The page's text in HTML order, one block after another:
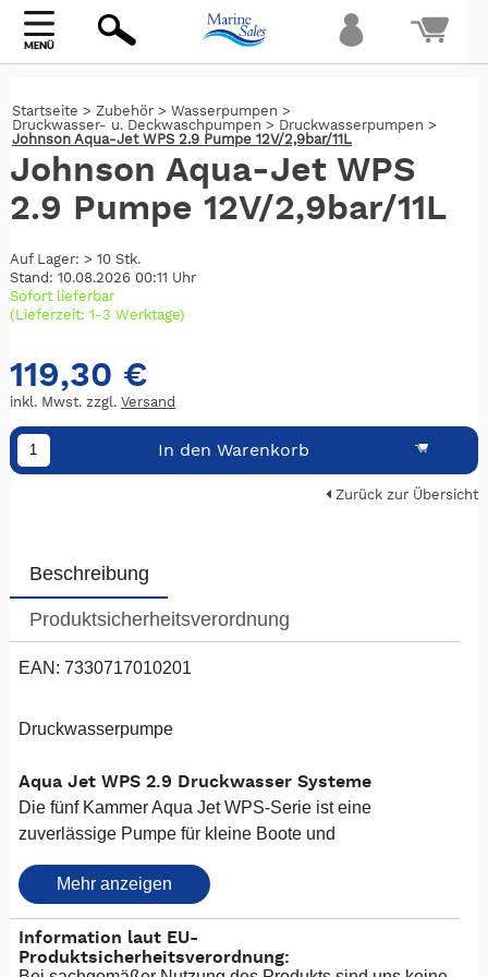
Startseite > Zubehör> Wasserpumpen >
Druckwasser- u. Deckwaschpumpen > Druckwasserpumpen >
Johnson Aqua-Jet WPS 2.9 Pumpe 12V/2,9bar/11L
Johnson Aqua-Jet WPS
2.9 Pumpe 12V/2,9bar/11L
Auf Lager: > 10 Stk.
Stand: 10.08.2026 00:11 Uhr
Sofort lieferbar
(Lieferzeit: 1-3 Werktage)
119,30 €
inkl. Mwst. zzgl. Versand
In den Warenkorb
Zurück zur Übersicht
Beschreibung
Produktsicherheitsverordnung
EAN: 7330717010201
Druckwasserpumpe
Aqua Jet WPS 2.9 Druckwasser Systeme
Die fünf Kammer Aqua Jet WPS-Serie ist eine
zuverlässige Pumpe für kleine Boote und
Im Vergleich zu herkömmlichen Drei- oder Vierkammer-
geringeres Rauschen und Wasserpulsations. Es wird
empfohlen, die WPS-Pumpen mit einem Pufferspeicher
Mehr anzeigen
Information laut EU-
Produktsicherheitsverordnung: